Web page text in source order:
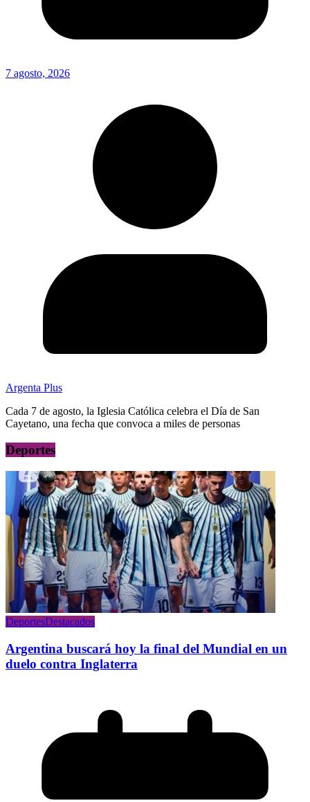
7 agosto, 2026
Argenta Plus
Cada 7 de agosto, la Iglesia Católica celebra el Día de San
Cayetano, una fecha que convoca a miles de personas
Deportes
DeportesDestacados
Argentina buscará hoy la final del Mundial en un
duelo contra Inglaterra